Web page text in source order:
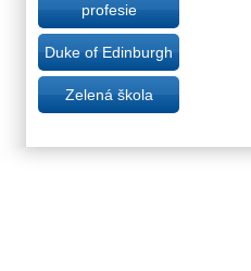
profesie
Duke of Edinburgh
Zelená škola